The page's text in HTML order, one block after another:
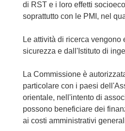
di RST e i loro effetti
soprattutto con le PMI, nel
Le attività di ricerca
sicurezza e dall'Istituto di
La Commissione è
particolare con i paesi
orientale, nell'intento di
possono beneficiare dei
ai costi amministrativi